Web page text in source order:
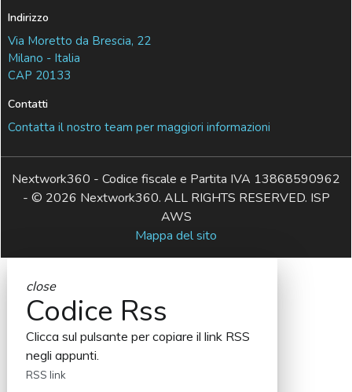
Indirizzo
Via Moretto da Brescia, 22
Milano - Italia
CAP 20133
Contatti
Contatta il nostro team per maggiori informazioni
Nextwork360 - Codice fiscale e Partita IVA 13868590962
- © 2026 Nextwork360. ALL RIGHTS RESERVED. ISP
AWS
Mappa del sito
close
Codice Rss
Clicca sul pulsante per copiare il link RSS
negli appunti.
RSS link